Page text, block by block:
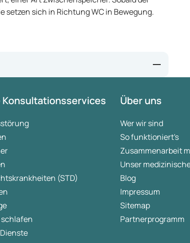
setzen sich in Richtung WC in Bewegung.
Konsultationsservices
(STD)
Über uns
Wer wir sind
So funktioniert's
Zusammenarbeit
Unser
Blog
Impressum
Sitemap
Partnerprogramm